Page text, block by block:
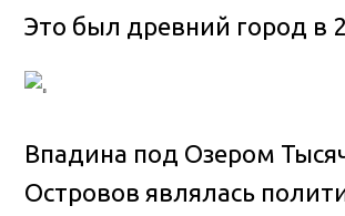
Это был древний город в
Впадина под Озером
Островов являлась